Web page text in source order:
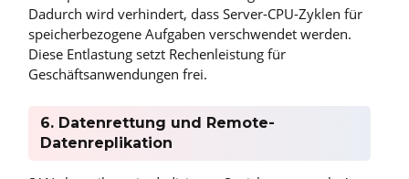
Dadurch wird verhindert, dass Server-CPU-Zyklen für
speicherbezogene Aufgaben verschwendet werden.
Diese Entlastung setzt Rechenleistung für
Geschäftsanwendungen frei.
6. Datenrettung und Remote-
Datenreplikation